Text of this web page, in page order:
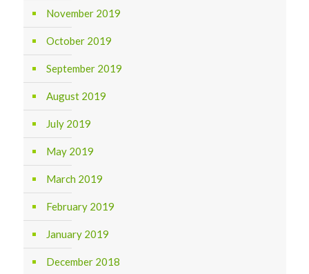
November 2019
October 2019
September 2019
August 2019
July 2019
May 2019
March 2019
February 2019
January 2019
December 2018